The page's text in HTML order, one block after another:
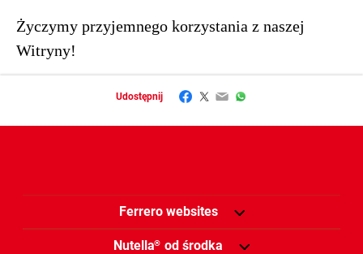
Życzymy przyjemnego korzystania z naszej
Witryny!
Udostępnij Facebook
Twitter
EmailWhatsApp
Ferrero websites
Nutella® od środka